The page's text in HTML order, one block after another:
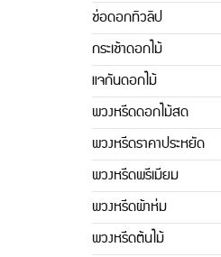
ช่อดอกทิวลิิป
กระเช้าดอกไม้
แจกันดอกไม้
พวงหรีดดอกไม้สด
พวงหรีดราคาประหยัด
พวงหรีดพรีเมียม
พวงหรีดผ้าห่ม
พวงหรีดต้นไม้